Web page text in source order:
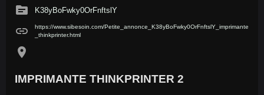
source K38yBoFwky0OrFnftslY
link
https://www.sibesoin.com/Petite_annonce_K38yBoFwky0OrFnftslY_imprimante
_thinkprinter.html
location_on
IMPRIMANTE THINKPRINTER 2